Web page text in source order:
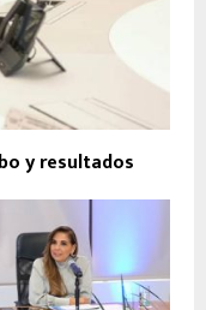
y resultados